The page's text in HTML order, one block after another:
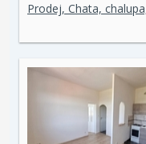
Prodej, Chata,